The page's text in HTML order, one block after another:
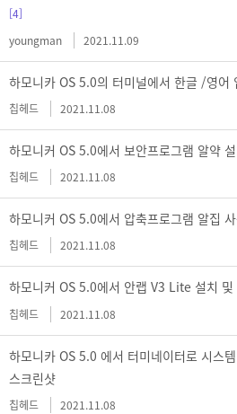
[4]
youngman
2021.11.09
하모니카 OS 5.0의 터미널에서 한글 /영어
칩헤드 2021.11.08
하모니커 OS 5.0에서 보안프로그램 알약
칩헤드 2021.11.08
하모니커 OS 5.0에서 압축프로그램 알집
칩헤드 2021.11.08
하모니커 OS 5.0에서 안랩 V3 Lite 설치 및
칩헤드
2021.11.08
하모니카 OS 5.0 에서 터미네이터로 시스
스크린샷
칩헤드 2021.11.08